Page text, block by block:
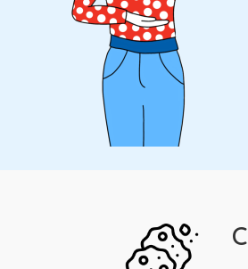
Kwaliteitsregister